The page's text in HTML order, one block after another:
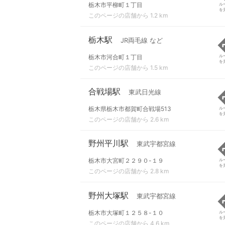
栃木市平柳町１丁目
このページの店舗から 1.2 km
ル
を
栃木駅 JR両毛線 など
栃木市河合町１丁目
このページの店舗から 1.5 km
ル
を
合戦場駅 東武日光線
栃木県栃木市都賀町合戦場513
このページの店舗から 2.6 km
ル
を
野州平川駅 東武宇都宮線
栃木市大宮町２２９０-１９
このページの店舗から 2.8 km
ル
を
野州大塚駅 東武宇都宮線
栃木市大塚町１２５８-１０
このページの店舗から 4.6 km
ル
を